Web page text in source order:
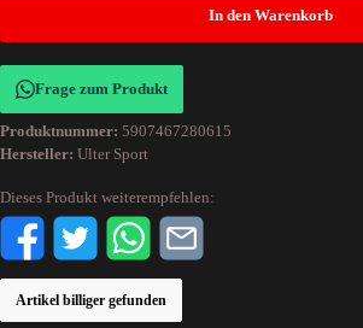
In den Warenkorb
Frage zum Produkt
Produktnummer: 5907467280615
Hersteller: Ulter Sport
Dieses Produkt weiterempfehlen:
Artikel billiger gefunden